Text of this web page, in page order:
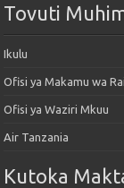
Tovuti
Ikulu
Ofisi ya Makamu wa
Ofisi ya Waziri Mkuu
Air Tanzania
Kutoka